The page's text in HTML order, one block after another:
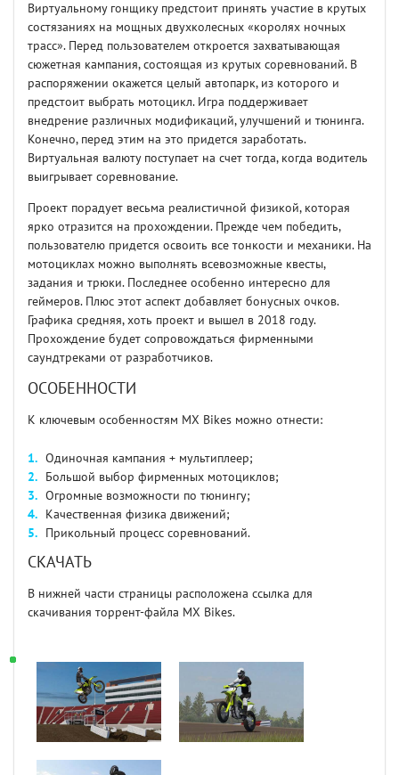
Виртуальному гонщику предстоит принять участие в крутых
состязаниях на мощных двухколесных «королях ночных
трасс». Перед пользователем откроется захватывающая
сюжетная кампания, состоящая из крутых соревнований. В
распоряжении окажется целый автопарк, из которого и
предстоит выбрать мотоцикл. Игра поддерживает
внедрение различных модификаций, улучшений и тюнинга.
Конечно, перед этим на это придется заработать.
Виртуальная валюту поступает на счет тогда, когда водитель
выигрывает соревнование.
Проект порадует весьма реалистичной физикой, которая
ярко отразится на прохождении. Прежде чем победить,
пользователю придется освоить все тонкости и механики. На
мотоциклах можно выполнять всевозможные квесты,
задания и трюки. Последнее особенно интересно для
геймеров. Плюс этот аспект добавляет бонусных очков.
Графика средняя, хоть проект и вышел в 2018 году.
Прохождение будет сопровождаться фирменными
саундтреками от разработчиков.
ОСОБЕННОСТИ
К ключевым особенностям MX Bikes можно отнести:
Одиночная кампания + мультиплеер;
Большой выбор фирменных мотоциклов;
Огромные возможности по тюнингу;
Качественная физика движений;
Прикольный процесс соревнований.
СКАЧАТЬ
В нижней части страницы расположена ссылка для
скачивания торрент-файла MX Bikes.